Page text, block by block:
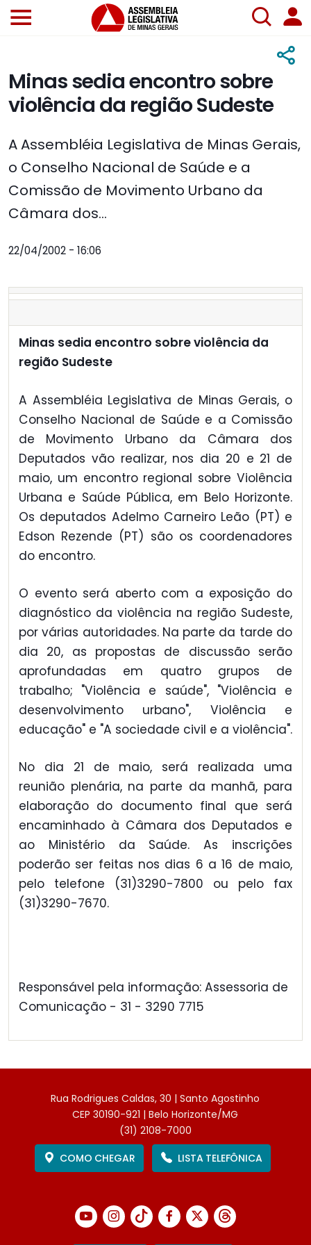
Minas sedia encontro sobre
violência da região Sudeste
A Assembléia Legislativa de Minas Gerais,
o Conselho Nacional de Saúde e a
Comissão de Movimento Urbano da
Câmara dos...
22/04/2002 - 16:06
Minas sedia encontro sobre violência da
região Sudeste
A Assembléia Legislativa de Minas Gerais, o
Conselho Nacional de Saúde e a Comissão
de Movimento Urbano da Câmara dos
Deputados vão realizar, nos dia 20 e 21 de
maio, um encontro regional sobre Violência
Urbana e Saúde Pública, em Belo Horizonte.
Os deputados Adelmo Carneiro Leão (PT) e
Edson Rezende (PT) são os coordenadores
do encontro.
O evento será aberto com a exposição do
diagnóstico da violência na região Sudeste,
por várias autoridades. Na parte da tarde do
dia 20, as propostas de discussão serão
aprofundadas em quatro grupos de
trabalho; "Violência e saúde", "Violência e
desenvolvimento urbano", Violência e
educação" e "A sociedade civil e a violência".
No dia 21 de maio, será realizada uma
reunião plenária, na parte da manhã, para
elaboração do documento final que será
encaminhado à Câmara dos Deputados e
ao Ministério da Saúde. As inscrições
poderão ser feitas nos dias 6 a 16 de maio,
pelo telefone (31)3290-7800 ou pelo fax
(31)3290-7670.
Responsável pela informação: Assessoria de
Comunicação - 31 - 3290 7715
Rua Rodrigues Caldas, 30 | Santo Agostinho
CEP 30190-921 | Belo Horizonte/MG
(31) 2108-7000
COMO CHEGAR
LISTA TELEFÔNICA